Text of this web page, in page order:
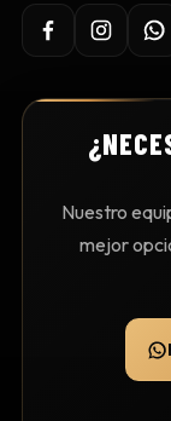
Nuestro
mejor